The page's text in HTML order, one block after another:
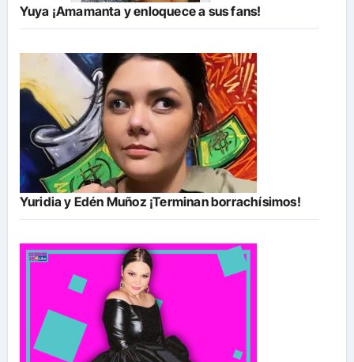
Yuya ¡Amamanta y enloquece a sus fans!
Yuridia y Edén Muñoz ¡Terminan borrachísimos!